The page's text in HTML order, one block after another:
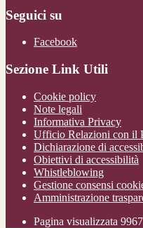
Seguici su
Facebook
Sezione Link Utili
Cookie policy
Note legali
Informativa Privacy
Ufficio Relazioni con il
Dichiarazione di
Obiettivi di accessibilità
Whistleblowing
Gestione consensi
Amministrazione
Pagina visualizzata 9967